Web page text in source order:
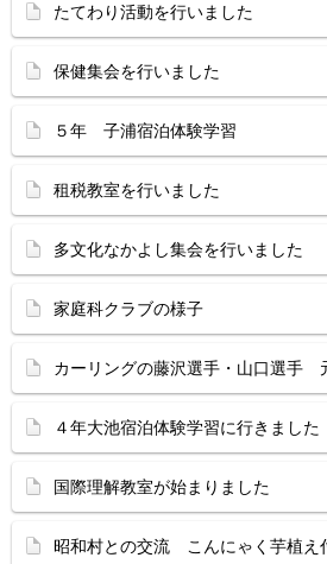
たてわり活動を行いました
保健集会を行いました
５年 子浦宿泊体験学習
租税教室を行いました
多文化なかよし集会を行いました
家庭科クラブの様子
カーリングの藤沢選手・山口選手
４年大池宿泊体験学習に行きました
国際理解教室が始まりました
昭和村との交流 こんにゃく芋植え